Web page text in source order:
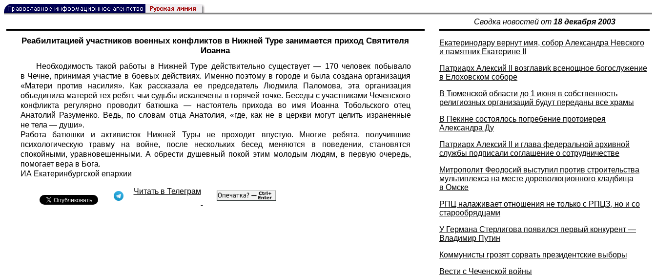
Сводка новостей от 18 декабря 2003
Реабилитацией участников военных конфликтов в Нижней Туре занимается приход Святителя
Иоанна
Необходимость такой работы в Нижней Туре действительно существует — 170 человек побывало
в Чечне, принимая участие в боевых действиях. Именно поэтому в городе и была создана организация
«Матери против насилия». Как рассказала ее председатель Людмила Паломова, эта организация
объединила матерей тех ребят, чьи судьбы искалечены в горячей точке. Беседы с участниками Чеченского
конфликта регулярно проводит батюшка — настоятель прихода во имя Иоанна Тобольского отец
Анатолий Разуменко. Ведь, по словам отца Анатолия, «где, как не в церкви могут целить израненные
не тела — души».
Работа батюшки и активисток Нижней Туры не проходит впустую. Многие ребята, получившие
психологическую травму на войне, после нескольких бесед меняются в поведении, становятся
спокойными, уравновешенными. А обрести душевный покой этим молодым людям, в первую очередь,
помогает вера в Бога.
ИА Екатеринбургской епархии
Читать в Телеграм
Екатеринодару вернут имя, собор Александра Невского
и памятник Екатерине II
Патриарх Алексий II возглавиk всенощное богослужение
в Елоховском соборе
В Тюменской области до 1 июня в собственность
религиозных организаций будут переданы все храмы
В Пекине состоялось погребение протоиерея
Александра Ду
Патриарх Алексий II и глава федеральной архивной
службы подписали соглашение о сотрудничестве
Митрополит Феодосий выступил против строительства
мультиплекса на месте дореволюционного кладбища
в Омске
РПЦ налаживает отношения не только с РПЦЗ, но и со
старообрядцами
У Германа Стерлигова появился первый конкурент —
Владимир Путин
Коммунисты грозят сорвать президентские выборы
Вести с Чеченской войны